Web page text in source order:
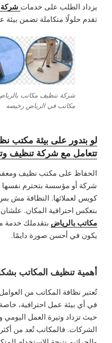
يزداد الطلب على خدمات شركة
تقدم حلولًا متكاملة تضمن بيئة
شركة تنظيف مكاتب
مكاتب في الرياض رخيصه
لو بتدور على بيئة مكتب
تتعامل مع شركة تنظيف
الحفاظ على مكتب نظيف
شركة أو مؤسسة بتحترم نفسها
كويس لعملائها. النظافة مش بس
بتعكس احترافية المكان.
مكاتب بالرياض بتقدملك خدمة
يكون في أحسن صورة دايمًا.
أهمية تنظيف المكاتب
تُعتبر نظافة المكاتب من
في أي بيئة عمل احترافية،
حيث تزداد وتيرة العمل
الشركات. فالمكاتب تُعد من أكثر